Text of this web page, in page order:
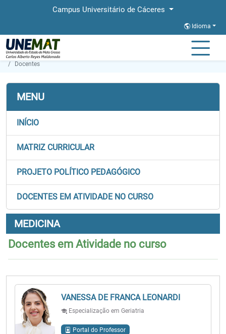
Campus Universitário de Cáceres
Idioma
Página Inicial
Medicina
Docentes
MENU
INÍCIO
MATRIZ CURRICULAR
PROJETO POLÍTICO PEDAGÓGICO
DOCENTES EM ATIVIDADE NO CURSO
MEDICINA
Docentes em Atividade no curso
VANESSA DE FRANCA LEONARDI
Especialização em Geriatria
Portal do Professor